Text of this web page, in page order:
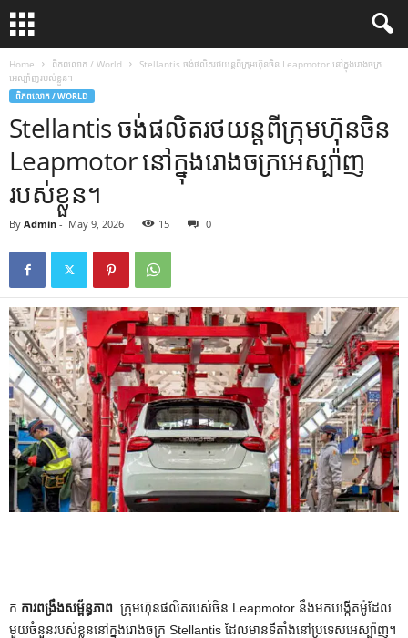
Home ពិភពលោក / World
Stellantis ចង់ផលិតរថយន្តពីក្រុមហ៊ុនចិន Leapmotor នៅក្នុងរោងចក្រ
អេស្ប៉ាញរបស់ខ្លួន។
ពិភពលោក / WORLD
Stellantis ចង់ផលិតរថយន្តពីក្រុមហ៊ុនចិន
Leapmotor នៅក្នុងរោងចក្រអេស្ប៉ាញ
របស់ខ្លួន។
By Admin - May 9, 2026 15 0
ក ការពង្រឹងសម្ព័ន្ធភាព . ក្រុមហ៊ុនផលិតរបស់ចិន Leapmotor នឹងមកបង្កើតម៉ូដែល
មួយចំនួនរបស់ខ្លួននៅក្នុងរោងចក្រ Stellantis ដែលមានទីតាំងនៅប្រទេសអេស្ប៉ាញ។